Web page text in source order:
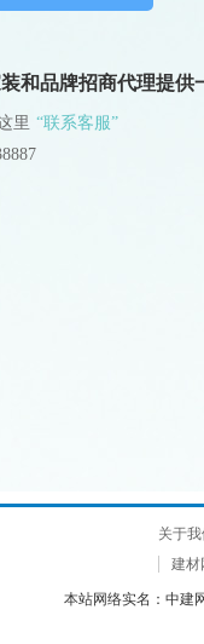
和品牌招商代理提供
里 “联系客服”
关于我
建材
本站网络实名：中建